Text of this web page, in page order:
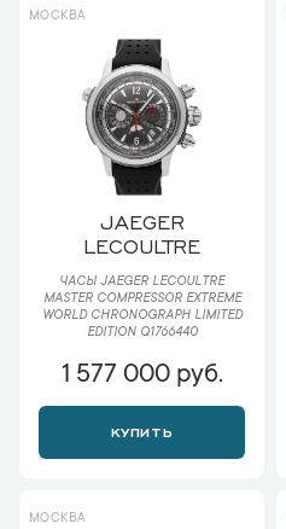
МОСКВА
JAEGER
LECOULTRE
ЧАСЫ JAEGER LECOULTRE
MASTER COMPRESSOR EXTREME
WORLD CHRONOGRAPH LIMITED
EDITION Q1766440
1 577 000 руб.
КУПИТЬ
МОСКВА